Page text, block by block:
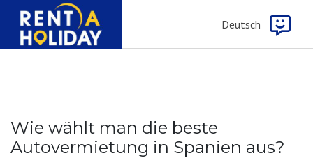
Deutsch
Wie wählt man die beste
Autovermietung in Spanien aus?